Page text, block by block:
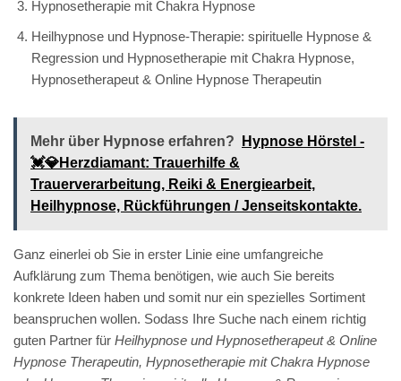
Hypnosetherapie mit Chakra Hypnose
Heilhypnose und Hypnose-Therapie: spirituelle Hypnose &
Regression und Hypnosetherapie mit Chakra Hypnose,
Hypnosetherapeut & Online Hypnose Therapeutin
Mehr über Hypnose erfahren?
Hypnose Hörstel -
💓️💎Herzdiamant: Trauerhilfe &
Trauerverarbeitung, Reiki & Energiearbeit,
Heilhypnose, Rückführungen / Jenseitskontakte.
Ganz einerlei ob Sie in erster Linie eine umfangreiche
Aufklärung zum Thema benötigen, wie auch Sie bereits
konkrete Ideen haben und somit nur ein spezielles Sortiment
beanspruchen wollen. Sodass Ihre Suche nach einem richtig
guten Partner für Heilhypnose und Hypnosetherapeut & Online
Hypnose Therapeutin, Hypnosetherapie mit Chakra Hypnose